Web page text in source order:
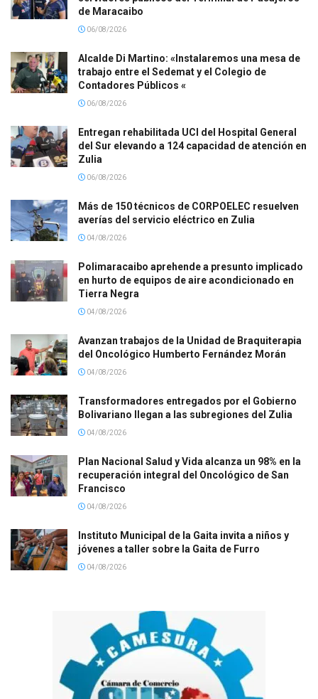
de Maracaibo
06/08/2026
Alcalde Di Martino: «Instalaremos una mesa de
trabajo entre el Sedemat y el Colegio de
Contadores Públicos «
06/08/2026
Entregan rehabilitada UCI del Hospital General
del Sur elevando a 124 capacidad de atención en
Zulia
06/08/2026
Más de 150 técnicos de CORPOELEC resuelven
averías del servicio eléctrico en Zulia
04/08/2026
Polimaracaibo aprehende a presunto implicado
en hurto de equipos de aire acondicionado en
Tierra Negra
04/08/2026
Avanzan trabajos de la Unidad de Braquiterapia
del Oncológico Humberto Fernández Morán
04/08/2026
Transformadores entregados por el Gobierno
Bolivariano llegan a las subregiones del Zulia
04/08/2026
Plan Nacional Salud y Vida alcanza un 98% en la
recuperación integral del Oncológico de San
Francisco
04/08/2026
Instituto Municipal de la Gaita invita a niños y
jóvenes a taller sobre la Gaita de Furro
04/08/2026